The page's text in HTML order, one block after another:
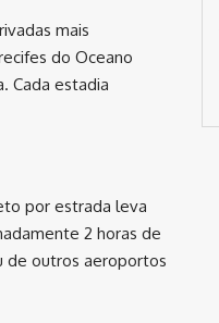
mais
do Oceano
Cada estadia
por estrada leva
2 horas de
de outros aeroportos